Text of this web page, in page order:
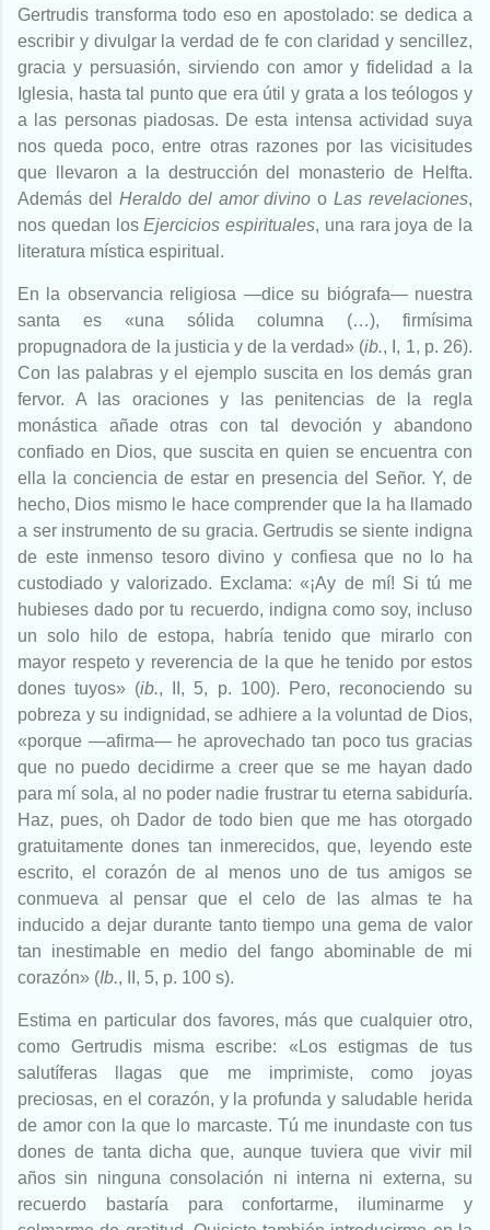
Gertrudis transforma todo eso en apostolado: se dedica a
escribir y divulgar la verdad de fe con claridad y sencillez,
gracia y persuasión, sirviendo con amor y fidelidad a la
Iglesia, hasta tal punto que era útil y grata a los teólogos y
a las personas piadosas. De esta intensa actividad suya
nos queda poco, entre otras razones por las vicisitudes
que llevaron a la destrucción del monasterio de Helfta.
Además del Heraldo del amor divinooLas revelaciones,
nos quedan losEjercicios espirituales, una rara joya de la
literatura mística espiritual.
En la observancia religiosa —dice su biógrafa— nuestra
santa es «una sólida columna (…), firmísima
propugnadora de la justicia y de la verdad» (ib., I, 1, p. 26).
Con las palabras y el ejemplo suscita en los demás gran
fervor. A las oraciones y las penitencias de la regla
monástica añade otras con tal devoción y abandono
confiado en Dios, que suscita en quien se encuentra con
ella la conciencia de estar en presencia del Señor. Y, de
hecho, Dios mismo le hace comprender que la ha llamado
a ser instrumento de su gracia. Gertrudis se siente indigna
de este inmenso tesoro divino y confiesa que no lo ha
custodiado y valorizado. Exclama: «¡Ay de mí! Si tú me
hubieses dado por tu recuerdo, indigna como soy, incluso
un solo hilo de estopa, habría tenido que mirarlo con
mayor respeto y reverencia de la que he tenido por estos
dones tuyos» (ib., II, 5, p. 100). Pero, reconociendo su
pobreza y su indignidad, se adhiere a la voluntad de Dios,
«porque —afirma— he aprovechado tan poco tus gracias
que no puedo decidirme a creer que se me hayan dado
para mí sola, al no poder nadie frustrar tu eterna sabiduría.
Haz, pues, oh Dador de todo bien que me has otorgado
gratuitamente dones tan inmerecidos, que, leyendo este
escrito, el corazón de al menos uno de tus amigos se
conmueva al pensar que el celo de las almas te ha
inducido a dejar durante tanto tiempo una gema de valor
tan inestimable en medio del fango abominable de mi
corazón» (Ib., II, 5, p. 100 s).
Estima en particular dos favores, más que cualquier otro,
como Gertrudis misma escribe: «Los estigmas de tus
salutíferas llagas que me imprimiste, como joyas
preciosas, en el corazón, y la profunda y saludable herida
de amor con la que lo marcaste. Tú me inundaste con tus
dones de tanta dicha que, aunque tuviera que vivir mil
años sin ninguna consolación ni interna ni externa, su
recuerdo bastaría para confortarme, iluminarme y